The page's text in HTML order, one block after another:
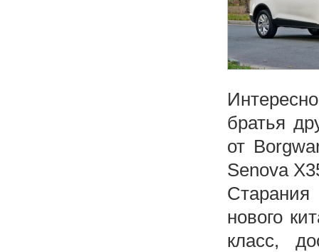
братья
от
Senova
нового
класс,